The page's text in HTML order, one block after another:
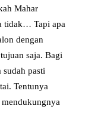
Mahar
tidak… Tapi apa
dengan
saja. Bagi
sudah pasti
Tentunya